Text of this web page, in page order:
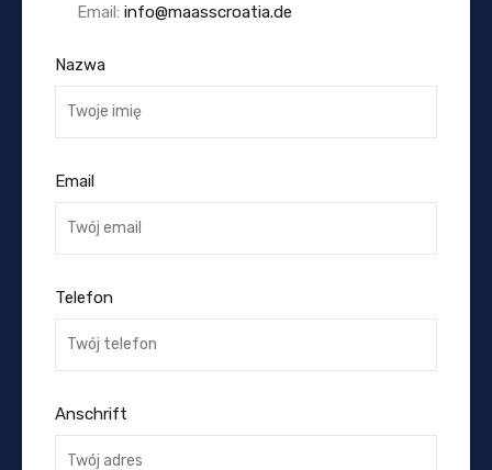
Email: info@maasscroatia.de
Nazwa
Email
Telefon
Anschrift